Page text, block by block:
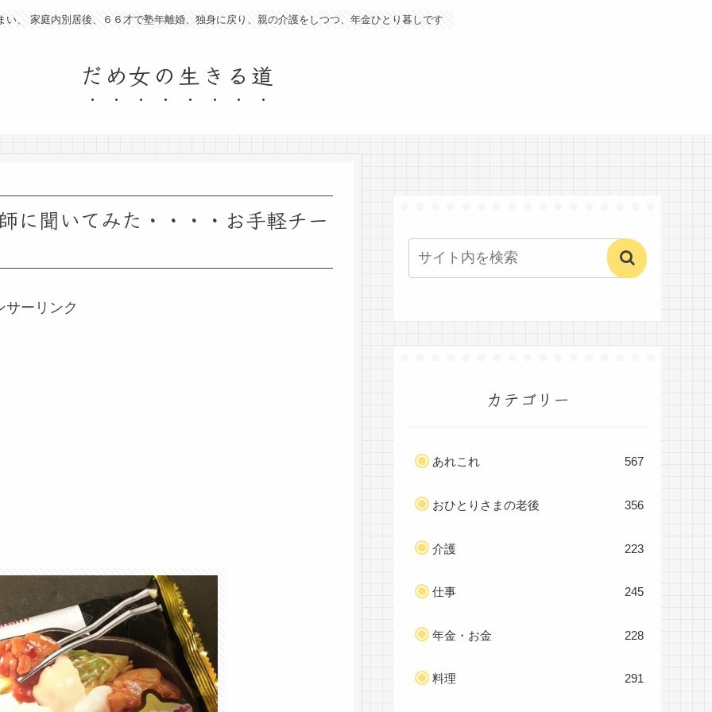
い、 家庭内別居後、６６才で塾年離婚、独身に戻り、親の介護をしつつ、年金ひとり暮しです
だめ女の生きる道
に聞いてみた・・・・お手軽チー
サーリンク
カテゴリー
あれこれ 567
おひとりさまの老後 356
介護 223
仕事 245
年金・お金 228
料理 291